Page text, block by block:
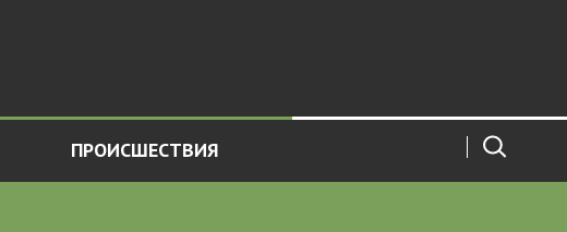
ПРОИСШЕСТВИЯ